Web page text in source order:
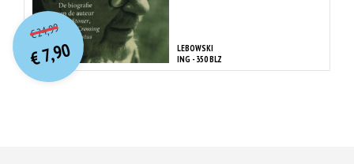
LEBOWSKI
ING - 350 BLZ
€24,99O
orspr
onkelijke
prijs
was:
€ 24,99.
€7,90
Huidige
prijs
is:
€ 7,90.